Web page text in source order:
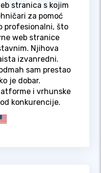
stranica s kojim
za pomoć
profesionalni, što
web stranice
Njihova
izvanredni.
sam prestao
je dobar.
i vrhunske
konkurencije.